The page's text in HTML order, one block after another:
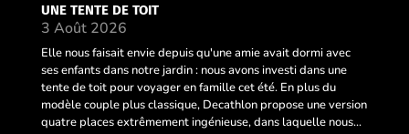
UNE TENTE DE TOIT
3 Août 2026
Elle nous faisait envie depuis qu'une amie avait dormi avec
ses enfants dans notre jardin : nous avons investi dans une
tente de toit pour voyager en famille cet été. En plus du
modèle couple plus classique, Decathlon propose une version
quatre places extrêmement ingénieuse, dans laquelle nous...